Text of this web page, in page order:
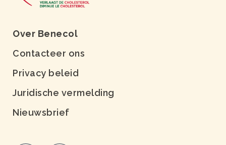
Over Benecol
Contacteer ons
Privacy beleid
Juridische vermelding
Nieuwsbrief